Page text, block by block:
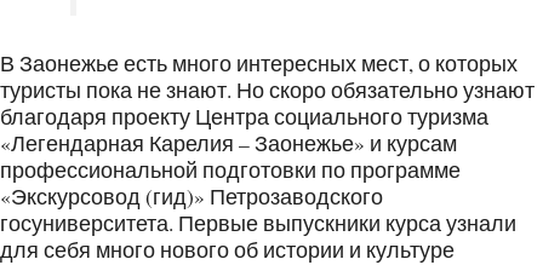
В Заонежье есть много интересных мест, о которых
туристы пока не знают. Но скоро обязательно узнают
благодаря проекту Центра социального туризма
«Легендарная Карелия – Заонежье» и курсам
профессиональной подготовки по программе
«Экскурсовод (гид)» Петрозаводского
госуниверситета. Первые выпускники курса узнали
для себя много нового об истории и культуре